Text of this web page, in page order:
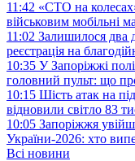
11:42 «СТО на
військовим
11:02 Залишилося два
реєстрація на
10:35 У Запоріжжі
головний пульт: що
10:15 Шість атак на
відновили світло 83
10:05 Запоріжжя
України-2026: хто
Всі новини